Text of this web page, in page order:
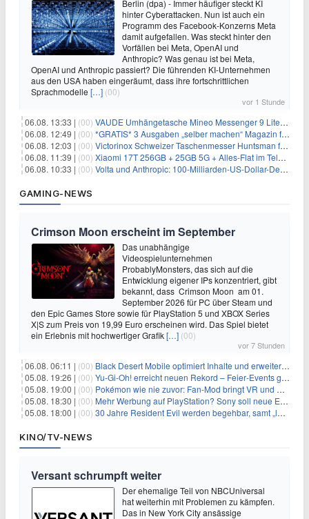
Berlin (dpa) - Immer häufiger steckt KI
hinter Cyberattacken. Nun ist auch ein
Programm des Facebook-Konzerns Meta
damit aufgefallen. Was steckt hinter den
Vorfällen bei Meta, OpenAI und
Anthropic? Was genau ist bei Meta,
OpenAI und Anthropic passiert? Die führenden KI-Unternehmen
aus den USA haben eingeräumt, dass ihre fortschrittlichen
Sprachmodelle […] (00)
vor 1 Stunde
06.08. 13:33 | (00) VAUDE Umhängetasche Mineo Messenger 9 Liter für 26,89€
06.08. 12:49 | (00) *GRATIS* 3 Ausgaben „selber machen“ Magazin für 0€ (statt 13,35€)
06.08. 12:03 | (00) Victorinox Schweizer Taschenmesser Huntsman für 32,99€
06.08. 11:39 | (00) Xiaomi 17T 256GB + 25GB 5G + Alles-Flat im Telekom-Netz für 9,99€/Monat
06.08. 10:33 | (00) Volta und Anthropic: 100-Milliarden-US-Dollar-Deal für KI-Rechenleistung
GAMING-NEWS
Crimson Moon erscheint im September
Das unabhängige
Videospielunternehmen
ProbablyMonsters, das sich auf die
Entwicklung eigener IPs konzentriert, gibt
bekannt, dass Crimson Moon am 01.
September 2026 für PC über Steam und
den Epic Games Store sowie für PlayStation 5 und XBOX Series
X|S zum Preis von 19,99 Euro erscheinen wird. Das Spiel bietet
ein Erlebnis mit hochwertiger Grafik[…] (00)
vor 7 Stunden
06.08. 06:11 | (00) Black Desert Mobile optimiert Inhalte und erweitert Treasure Access
05.08. 19:26 | (00) Yu‑Gi‑Oh! erreicht neuen Rekord – Feier‑Events gestartet
05.08. 19:00 | (00) Pokémon wie nie zuvor: Fan-Mod bringt VR und Ego-Perspektive nach Kanto
05.08. 18:30 | (00) Mehr Werbung auf PlayStation? Sony soll neue Einnahmequellen prüfen
05.08. 18:00 | (00) 30 Jahre Resident Evil werden begehbar, samt „lebensgroßem Leon“
KINO/TV-NEWS
Versant schrumpft weiter
Der ehemalige Teil von NBCUniversal
hat weiterhin mit Problemen zu kämpfen.
Das in New York City ansässige